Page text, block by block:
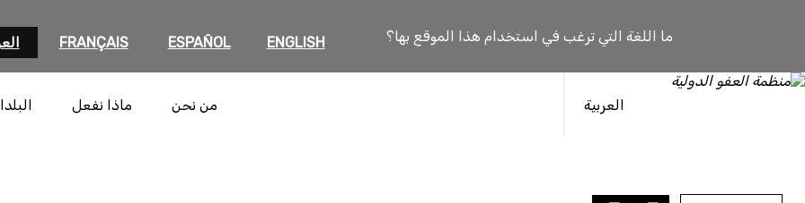
ما اللغة التي ترغب في استخدام هذا الموقع بها؟ ENGLISH
ESPAÑOL
FRANÇAIS
العربية من نحن ماذا نفعل